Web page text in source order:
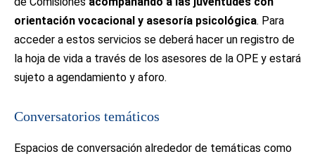
orientación vocacional y asesoría psicológica. Para
acceder a estos servicios se deberá hacer un registro de
la hoja de vida a través de los asesores de la OPE y estará
sujeto a agendamiento y aforo.
Conversatorios temáticos
Espacios de conversación alrededor de temáticas como